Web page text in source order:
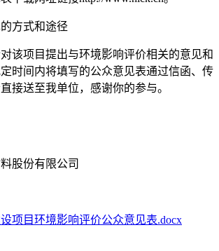
方式和途径
该项目提出与环境影响评价相关的意见和
时间内将填写的公众意见表通过信函、传
接送至我单位，感谢你的参与。
股份有限公司
项目环境影响评价公众意见表.docx